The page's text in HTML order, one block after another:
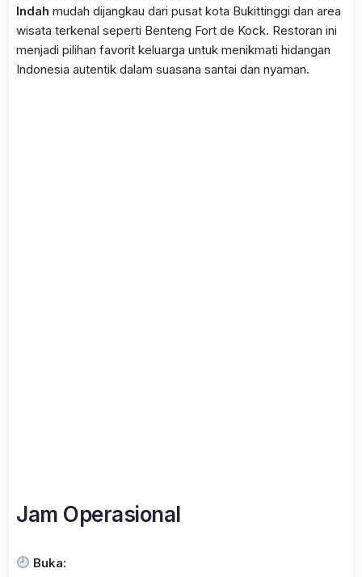
Indah mudah dijangkau dari pusat kota Bukittinggi dan area
wisata terkenal seperti Benteng Fort de Kock. Restoran ini
menjadi pilihan favorit keluarga untuk menikmati hidangan
Indonesia autentik dalam suasana santai dan nyaman.
Jam Operasional
Buka: